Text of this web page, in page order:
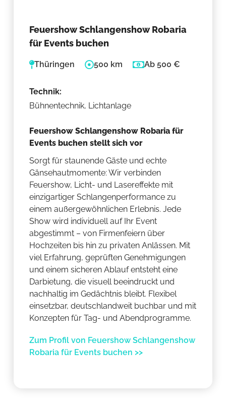
Feuershow Schlangenshow Robaria
für Events buchen
Thüringen 500 km Ab 500 €
Technik:
Bühnentechnik, Lichtanlage
Feuershow Schlangenshow Robaria für
Events buchen stellt sich vor
Sorgt für staunende Gäste und echte
Gänsehautmomente: Wir verbinden
Feuershow, Licht- und Lasereffekte mit
einzigartiger Schlangenperformance zu
einem außergewöhnlichen Erlebnis. Jede
Show wird individuell auf Ihr Event
abgestimmt – von Firmenfeiern über
Hochzeiten bis hin zu privaten Anlässen. Mit
viel Erfahrung, geprüften Genehmigungen
und einem sicheren Ablauf entsteht eine
Darbietung, die visuell beeindruckt und
nachhaltig im Gedächtnis bleibt. Flexibel
einsetzbar, deutschlandweit buchbar und mit
Konzepten für Tag- und Abendprogramme.
Zum Profil von Feuershow Schlangenshow
Robaria für Events buchen >>